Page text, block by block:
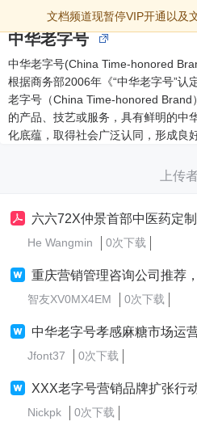
文档频道现暂停VIP开通以及
中华老字号
中华老字号(China Time-honored
根据商务部2006年《“中华老字号”认
老字号（China Time-honored Brand
的产品、技艺或服务，具有鲜明的中
化底蕴，取得社会广泛认同，形成良
上传
六六72X仲景首部中医药定制微综艺
He Wangmin 0次下载
重庆营销管理咨询公司推荐，可助
智友XV0MX4EM 0次下载
中华老字号孝感麻糖市场运
Jfont37 0次下载
XXX老字号营销品牌扩张行
Nickpk 0次下载